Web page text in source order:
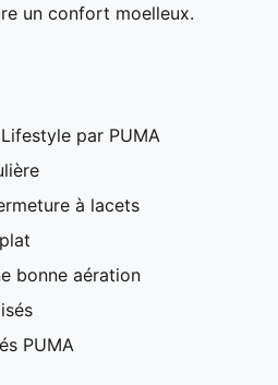
un confort moelleux.
par PUMA
à lacets
bonne aération
PUMA